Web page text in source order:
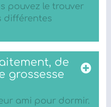
pouvez le trouver
différentes
de
grossesse
ami pour dormir.